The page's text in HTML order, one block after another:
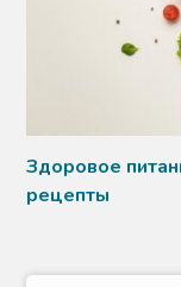
Здоровое
рецепты